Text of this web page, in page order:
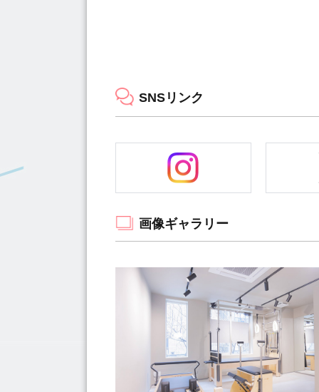
SNSリンク
画像ギャラリー